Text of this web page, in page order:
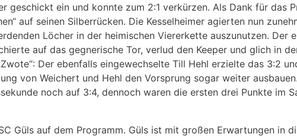
geschickt ein und konnte zum 2:1 verkürzen. Als Dank für das
auf seinen Silberrücken. Die Kesselheimer agierten nun
Löcher in der heimischen Viererkette auszunutzen. Der
auf das gegnerische Tor, verlud den Keeper und glich in
Der ebenfalls eingewechselte Till Hehl erzielte das 3:2
von Weichert und Hehl den Vorsprung sogar weiter
noch auf 3:4, dennoch waren die ersten drei Punkte im
Güls auf dem Programm. Güls ist mit großen Erwartungen in